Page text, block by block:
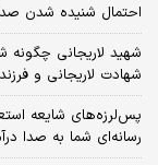
احتمال شنیده شدن
شهید لاریجانی چگونه
شهادت لاریجانی و
پس‌لرزه‌های شایعه
رسانه‌ای شما به صدا